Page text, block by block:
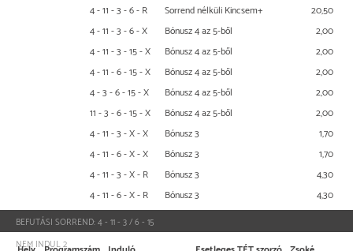
4 - 11 - 3 - 6 - R
Sorrend nélküli Kincsem+
20,50
4 - 11 - 3 - 6 - X
Bónusz 4 az 5-ből
2,00
4 - 11 - 3 - 15 - X
Bónusz 4 az 5-ből
2,00
4 - 11 - 6 - 15 - X
Bónusz 4 az 5-ből
2,00
4 - 3 - 6 - 15 - X
Bónusz 4 az 5-ből
2,00
11 - 3 - 6 - 15 - X
Bónusz 4 az 5-ből
2,00
4 - 11 - 3 - X - X
Bónusz 3
1,70
4 - 11 - 6 - X - X
Bónusz 3
1,70
4 - 11 - 3 - X - R
Bónusz 3
4,30
4 - 11 - 6 - X - R
Bónusz 3 4,30
BEFUTÁSI SORREND:4 - 11 - 3 / 6 - 15
NEM INDUL2